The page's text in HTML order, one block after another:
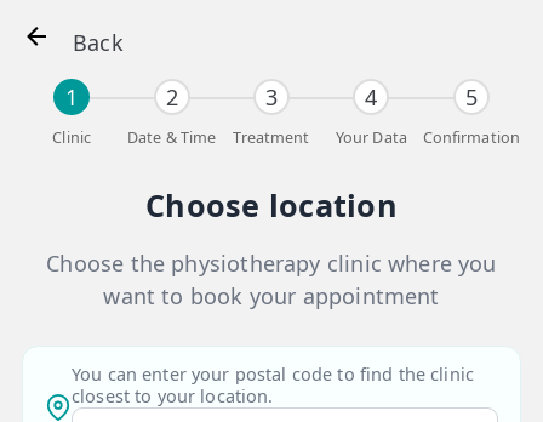
🤔 Preguntas Frecuentes
🇬🇧 English
Back
1
Clinic
2
Date & Time
3
Treatment
4
Your Data
5
Confirmation
Choose location
Choose the physiotherapy clinic where you
want to book your appointment
You can enter your postal code to find the clinic
closest to your location.